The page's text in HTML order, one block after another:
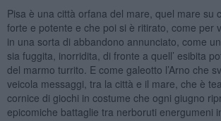
Pisa è una città orfana del mare, quel mare su
forte e potente e che poi si è ritirato, come per
in una sorta di abbandono annunciato, come
sia fuggita, inorridita, di fronte a quell’ esibita
del marmo turrito. E come galeotto l’Arno che
veicola messaggi, tra la città e il mare, che è
cornice di giochi in costume che ogni giugno
epicomiche battaglie tra nerboruti energumeni